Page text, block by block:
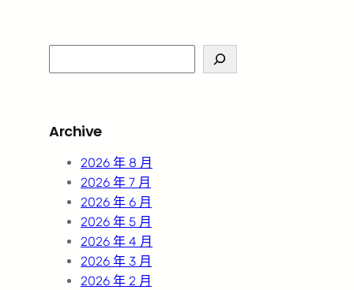
e
c
Archive
2026 年 8 月
2026 年 7 月
2026 年 6 月
2026 年 5 月
2026 年 4 月
2026 年 3 月
2026 年 2 月